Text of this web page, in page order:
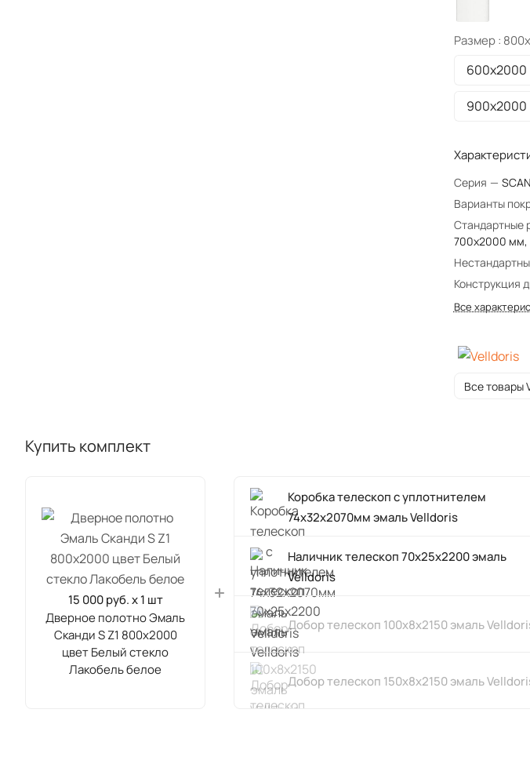
Размер :
600х2000
900х2000
Серия —
Варианты
Стандартные
700x2000
Конструкция
Все
Все товары
Купить комплект
15 000 руб. x 1 шт
Дверное полотно Эмаль
Сканди S Z1 800х2000
цвет Белый стекло
Лакобель белое
Коробка телескоп с уплотнителем
74х32х2070мм эмаль Velldoris
Наличник телескоп 70х25х2200 эмаль
Velldoris
Добор телескоп 100х8х2150 эмаль
Добор телескоп 150х8х2150 эмаль